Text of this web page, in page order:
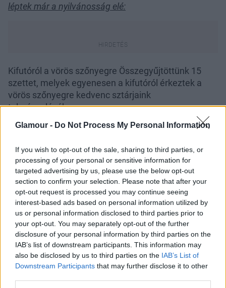
Glamour - Do Not Process My Personal Information
If you wish to opt-out of the sale, sharing to third parties, or
processing of your personal or sensitive information for
targeted advertising by us, please use the below opt-out
section to confirm your selection. Please note that after your
opt-out request is processed you may continue seeing
interest-based ads based on personal information utilized by
us or personal information disclosed to third parties prior to
your opt-out. You may separately opt-out of the further
disclosure of your personal information by third parties on the
IAB’s list of downstream participants. This information may
also be disclosed by us to third parties on the IAB’s List of
Downstream Participants that may further disclose it to other
léptek már a nyilvánosság elé:
Kifutóról a vörös szőnyegre Összegyűjtöttünk 15
szettet, melyek egyenesen a kifutóról érkeztek a
vörös szőnyegre kedvenc sztárjaink
tolmácsolásában.